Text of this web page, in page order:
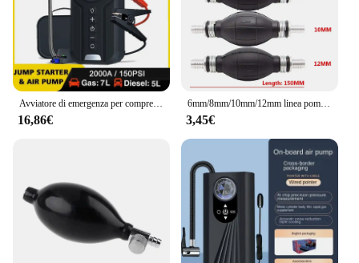
16,86€
6mm/8mm/10mm/12mm linea pompa carburante manuale gomma alluminio primer a mano lampadina trasferimento olio diesel benzina per auto barca fuoribordo marino
3,45€